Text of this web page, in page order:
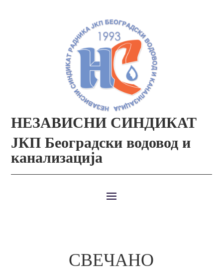
НЕЗАВИСНИ СИНДИКАТ
ЈКП Београдски водовод и
канализација
СВЕЧАНО